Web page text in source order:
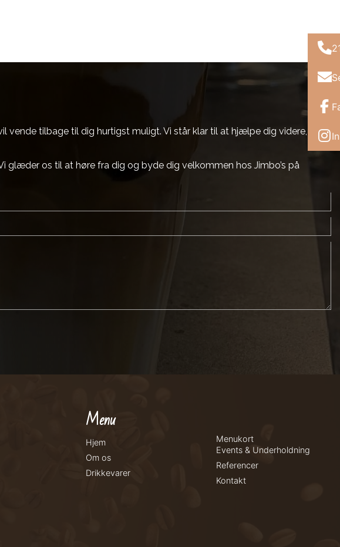
vende tilbage til dig hurtigst muligt. Vi står klar til at hjælpe dig videre,
glæder os til at høre fra dig og byde dig velkommen hos Jimbo’s på
Menu
Hjem
Om os
Drikkevarer
Menukort
Events & Underholdning
Referencer
Kontakt